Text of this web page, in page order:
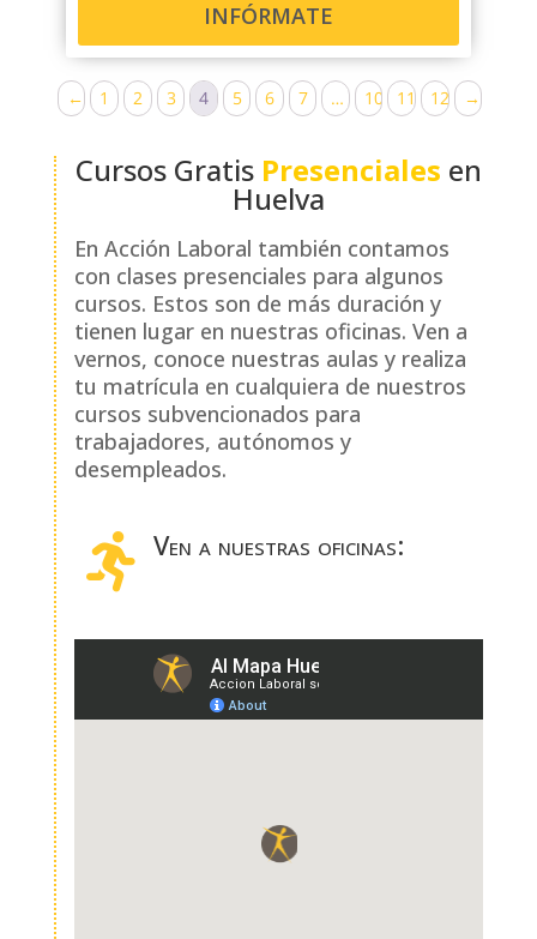
INFÓRMATE
← 1 2 3 4 5 6 7 … 10 11 12 →
Cursos Gratis Presenciales en
Huelva
En Acción Laboral también contamos
con clases presenciales para algunos
cursos. Estos son de más duración y
tienen lugar en nuestras oficinas. Ven a
vernos, conoce nuestras aulas y realiza
tu matrícula en cualquiera de nuestros
cursos subvencionados para
trabajadores, autónomos y
desempleados.
 Ven a nuestras oficinas: